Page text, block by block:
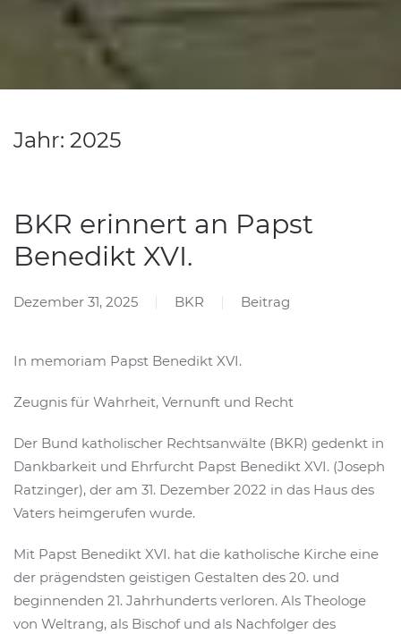
Jahr: 2025
BKR erinnert an Papst
Benedikt XVI.
Dezember 31, 2025 BKR Beitrag
In memoriam Papst Benedikt XVI.
Zeugnis für Wahrheit, Vernunft und Recht
Der Bund katholischer Rechtsanwälte (BKR) gedenkt in
Dankbarkeit und Ehrfurcht Papst Benedikt XVI. (Joseph
Ratzinger), der am 31. Dezember 2022 in das Haus des
Vaters heimgerufen wurde.
Mit Papst Benedikt XVI. hat die katholische Kirche eine
der prägendsten geistigen Gestalten des 20. und
beginnenden 21. Jahrhunderts verloren. Als Theologe
von Weltrang, als Bischof und als Nachfolger des